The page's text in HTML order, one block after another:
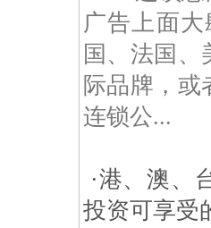
广告上面
国、法国
际品牌，
连锁公...
·港、澳、
投资可享受